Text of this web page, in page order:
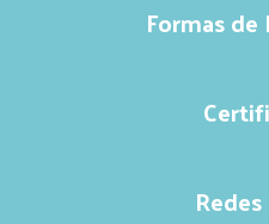
Formas